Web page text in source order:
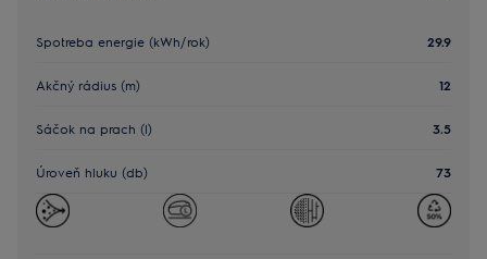
Spotreba energie (kWh/rok) 29.9
Akčný rádius (m) 12
Sáčok na prach (l) 3.5
Úroveň hluku (db) 73